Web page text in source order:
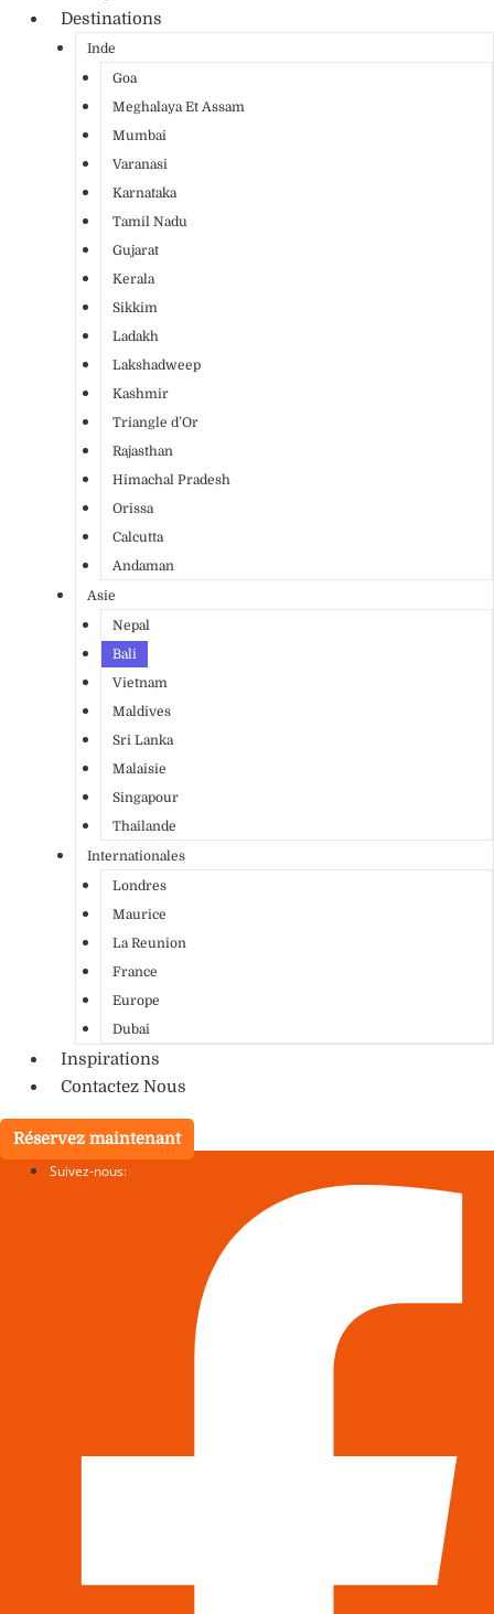
Destinations
Inde
Goa
Meghalaya Et Assam
Mumbai
Varanasi
Karnataka
Tamil Nadu
Gujarat
Kerala
Sikkim
Ladakh
Lakshadweep
Kashmir
Triangle d’Or
Rajasthan
Himachal Pradesh
Orissa
Calcutta
Andaman
Asie
Nepal
Bali
Vietnam
Maldives
Sri Lanka
Malaisie
Singapour
Thailande
Internationales
Londres
Maurice
La Reunion
France
Europe
Dubai
Inspirations
Contactez Nous
Réservez maintenant
Suivez-nous: